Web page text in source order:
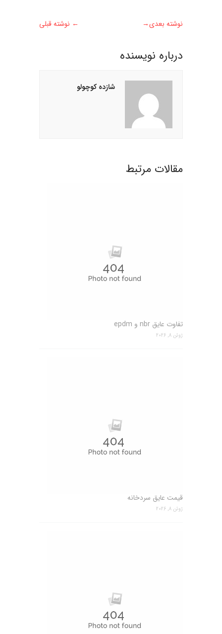
← نوشته قبلی نوشته بعدی→
درباره نويسنده
شازده کوچولو
مقالات مرتبط
تفاوت عایق nbr و epdm
ژوئن 8, 2026
قیمت عایق سردخانه
ژوئن 8, 2026